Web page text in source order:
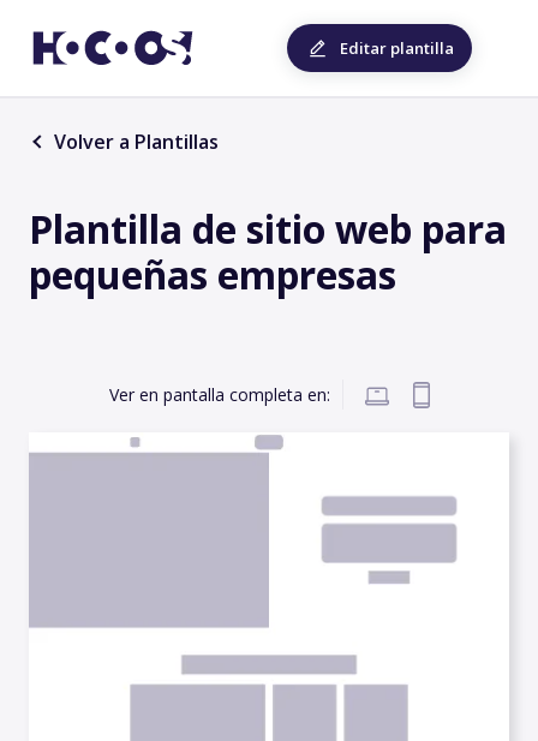
Editar plantilla
Volver a Plantillas
Plantilla de sitio web para
pequeñas empresas
Ver en pantalla completa en: